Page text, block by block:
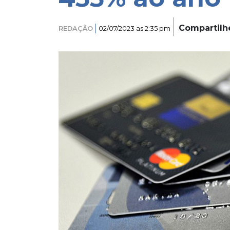
REDAÇÃO 02/07/2023 as 2:35 pm